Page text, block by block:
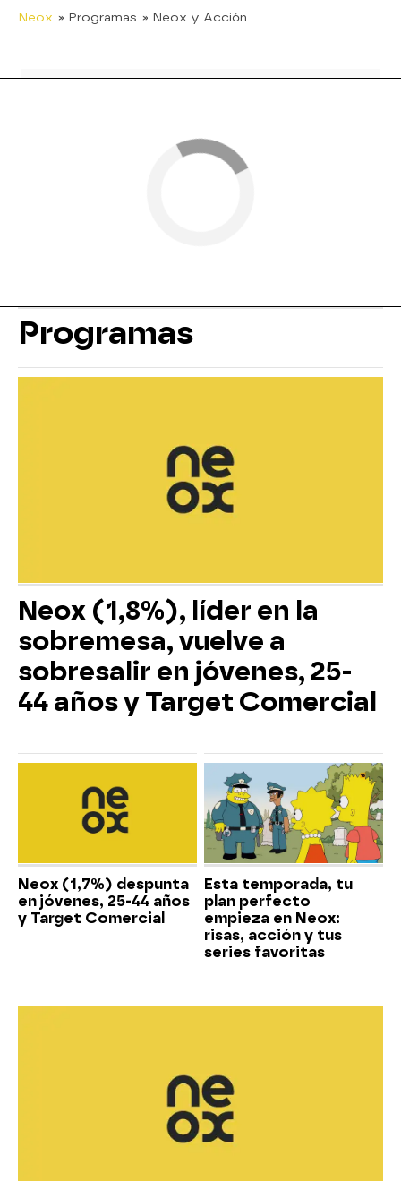
Neox » Programas » Neox y Acción
Programas
Neox (1,8%), líder en la
sobremesa, vuelve a
sobresalir en jóvenes, 25-
44 años y Target Comercial
Neox (1,7%) despunta
en jóvenes, 25-44 años
y Target Comercial
Esta temporada, tu
plan perfecto
empieza en Neox:
risas, acción y tus
series favoritas